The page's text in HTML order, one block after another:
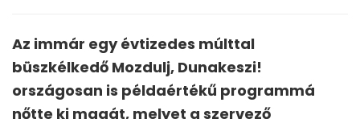
Az immár egy évtizedes múlttal
büszkélkedő Mozdulj, Dunakeszi!
országosan is példaértékű programmá
nőtte ki magát, melyet a szervező